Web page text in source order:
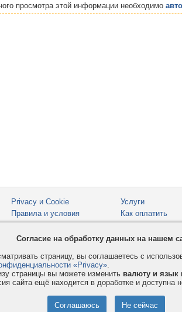
просмотра этой информации необходимо
Privacy и Cookie
Правила и условия
Услуги
Как оплатить
Согласие на обработку данных на нашем
страницу, вы соглашаетесь с
«Privacy».
страницы вы можете изменить валюту и язык
сайта ещё находится в доработке и доступна